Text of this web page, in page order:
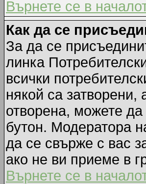
Върнете се в
Как да се
За да се
линка
всички
някой са затворени,
отворена, можете да
бутон. Модератора
да се свърже с вас
ако не ви приеме в
Върнете се в